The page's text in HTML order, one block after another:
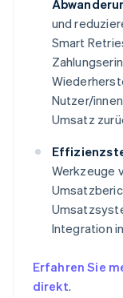
und
Smart
Nutzer/
Umsatz
Werkzeuge
Integration
Erfahren Sie
direkt.